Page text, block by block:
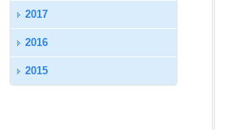
2017
2016
2015